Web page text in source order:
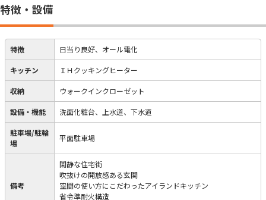
特徴・設備
特徴 日当り良好、オール電化
キッチン ＩＨクッキングヒーター
収納 ウォークインクローゼット
設備・機能 洗面化粧台、上水道、下水道
駐車場/駐輪
場
平面駐車場
備考
閑静な住宅街
吹抜けの開放感ある玄関
空間の使い方にこだわったアイランドキッチン
省令準耐火構造